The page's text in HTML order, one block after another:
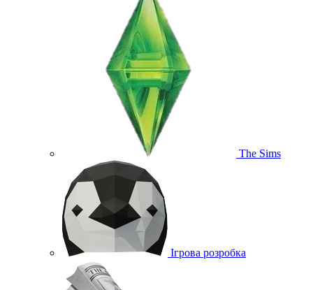
The Sims
Ігрова розробка